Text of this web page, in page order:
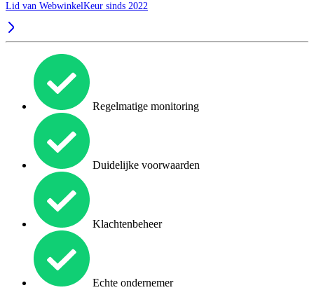
Lid van WebwinkelKeur sinds 2022
Regelmatige monitoring
Duidelijke voorwaarden
Klachtenbeheer
Echte ondernemer